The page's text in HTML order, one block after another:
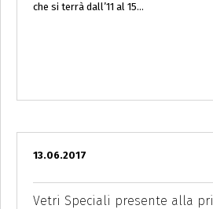
che si terrà dall’11 al 15...
13.06.2017
Vetri Speciali presente alla